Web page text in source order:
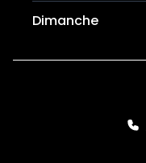
Dimanche